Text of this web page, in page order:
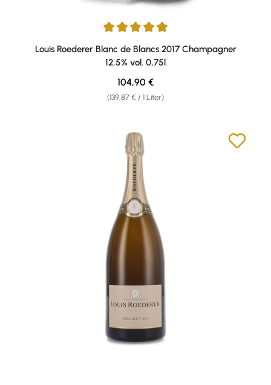
Durchschnittliche Bewertung von 5 von 5 Sternen
Louis Roederer Blanc de Blancs 2017 Champagner
12,5% vol. 0,75l
(139,87 € / 1 Liter)
Regulärer Preis:
104,90 €